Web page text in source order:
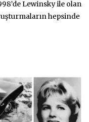
Lewinsky ile olan
hepsinde